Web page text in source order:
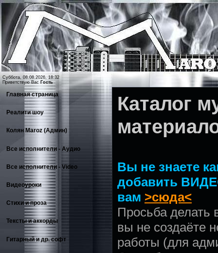
Суббота, 08.08.2026, 18:32
Приветствую Вас Гость
Главная страница
Реалити шоу
Колян Maroz (Админ)
Все исполнители - Аудио
Все исполнители - Video
Видеоуроки
Стихи и проза
Тексты и аккорды
Гитарный и др. софт
Каталог
Вы не знаете
добавить
вам >сюда<
Просьба делать
вы не создаёте
работы (для